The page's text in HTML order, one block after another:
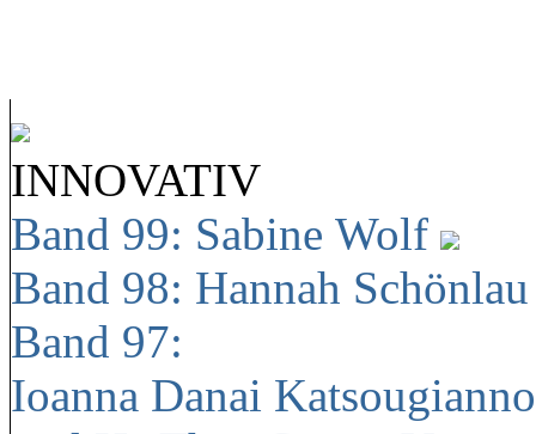
INNOVATIV
Band 99: Sabine Wolf
Band 98: Hannah
Band 97:
Ioanna Danai